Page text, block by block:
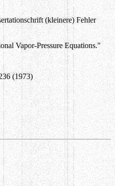
(kleinere) Fehler
Vapor-Pressure Equations."
(1973)